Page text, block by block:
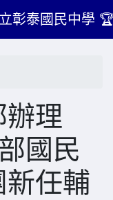
彰泰國民中學
理
國民
任輔